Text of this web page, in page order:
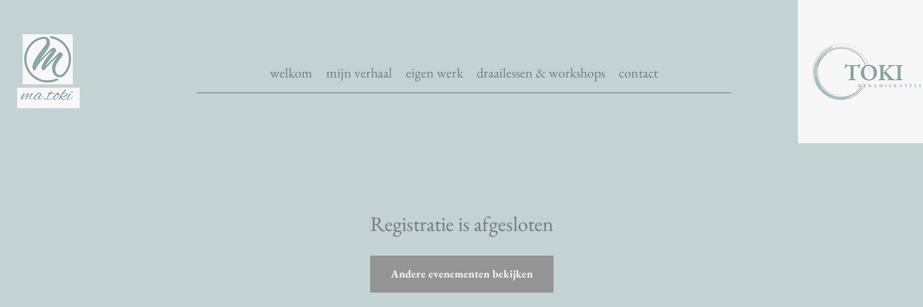
welkom mijn verhaal eigen werk draailessen & workshops contact
Registratie is afgesloten
Andere evenementen bekijken